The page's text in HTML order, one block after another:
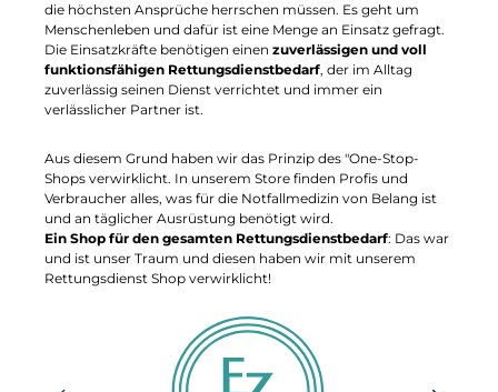
die höchsten Ansprüche herrschen müssen. Es geht um
Menschenleben und dafür ist eine Menge an Einsatz gefragt.
Die Einsatzkräfte benötigen einen zuverlässigen und voll
funktionsfähigen Rettungsdienstbedarf, der im Alltag
zuverlässig seinen Dienst verrichtet und immer ein
verlässlicher Partner ist.
Aus diesem Grund haben wir das Prinzip des "One-Stop-
Shops verwirklicht. In unserem Store finden Profis und
Verbraucher alles, was für die Notfallmedizin von Belang ist
und an täglicher Ausrüstung benötigt wird.
Ein Shop für den gesamten Rettungsdienstbedarf: Das war
und ist unser Traum und diesen haben wir mit unserem
Rettungsdienst Shop verwirklicht!
Bildergalerie überspringen